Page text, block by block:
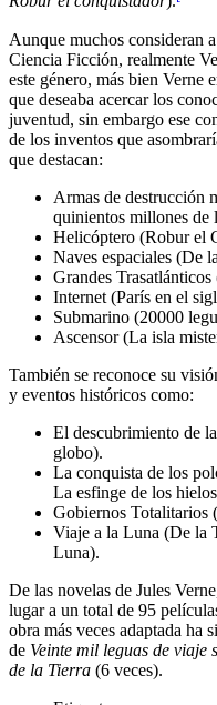
Aunque muchos consideran
Ciencia Ficción, realmente
este género, más bien Verne
que deseaba acercar los
juventud, sin embargo ese
de los inventos que
que destacan:
Armas de destrucción
quinientos millones de
Helicóptero (Robur el
Naves espaciales (De
Grandes
Internet (París en el
Submarino (20000
Ascensor (La isla
También se reconoce su
y eventos históricos como:
El descubrimiento de
globo).
La conquista de los
La esfinge de los
Gobiernos Totalitarios
Viaje a la Luna (De la
Luna).
De las novelas de Jules
lugar a un total de 95
obra más veces adaptada ha
de Veinte mil leguas de viaje
de la Tierra (6 veces).